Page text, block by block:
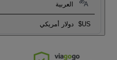
العربية
US$ دولار أمريكي